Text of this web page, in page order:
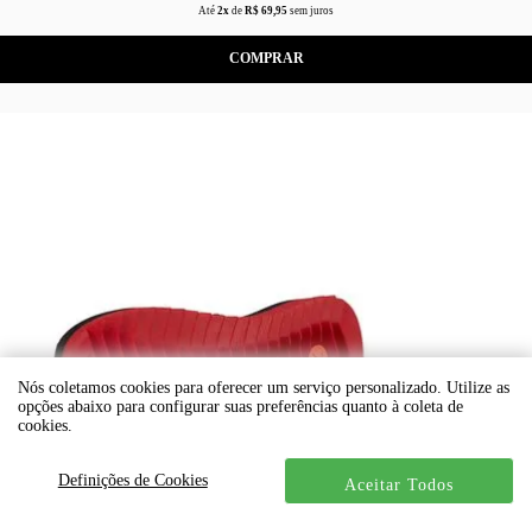
Até 2x de R$ 69,95 sem juros
COMPRAR
Nós coletamos cookies para oferecer um serviço personalizado. Utilize as
opções abaixo para configurar suas preferências quanto à coleta de
cookies.
Definições de Cookies Aceitar Todos